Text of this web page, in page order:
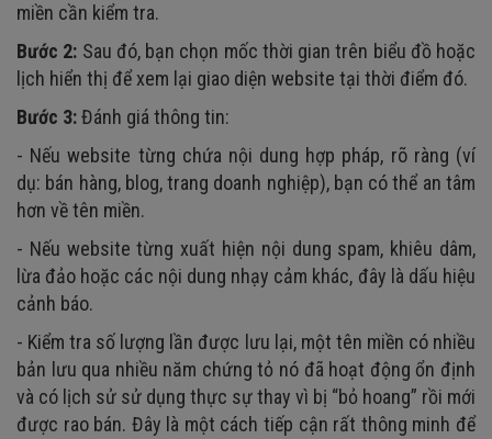
miền cần kiểm tra.
Bước 2: Sau đó, bạn chọn mốc thời gian trên biểu đồ hoặc
lịch hiển thị để xem lại giao diện website tại thời điểm đó.
Bước 3:Đánh giá thông tin:
- Nếu website từng chứa nội dung hợp pháp, rõ ràng (ví
dụ: bán hàng, blog, trang doanh nghiệp), bạn có thể an tâm
hơn về tên miền.
- Nếu website từng xuất hiện nội dung spam, khiêu dâm,
lừa đảo hoặc các nội dung nhạy cảm khác, đây là dấu hiệu
cảnh báo.
- Kiểm tra số lượng lần được lưu lại, một tên miền có nhiều
bản lưu qua nhiều năm chứng tỏ nó đã hoạt động ổn định
và có lịch sử sử dụng thực sự thay vì bị “bỏ hoang” rồi mới
được rao bán. Đây là một cách tiếp cận rất thông minh để